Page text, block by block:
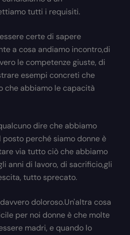
tutti i requisiti.
certe di sapere
a cosa andiamo incontro,di
le competenze giuste, di
esempi concreti che
che abbiamo le capacità
dire che abbiamo
perché siamo donne è
via tutto ciò che abbiamo
anni di lavoro, di sacrificio,gli
tutto sprecato.
doloroso.Un'altra cosa
per noi donne è che molte
madri, e quando lo